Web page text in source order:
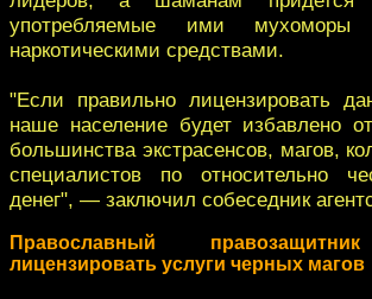
употребляемые ими
наркотическими средствами.
"Если правильно лицензировать
наше население будет избавлено
большинства экстрасенсов, магов,
специалистов по относительно
денег", — заключил собеседник
Православный
лицензировать услуги черных магов